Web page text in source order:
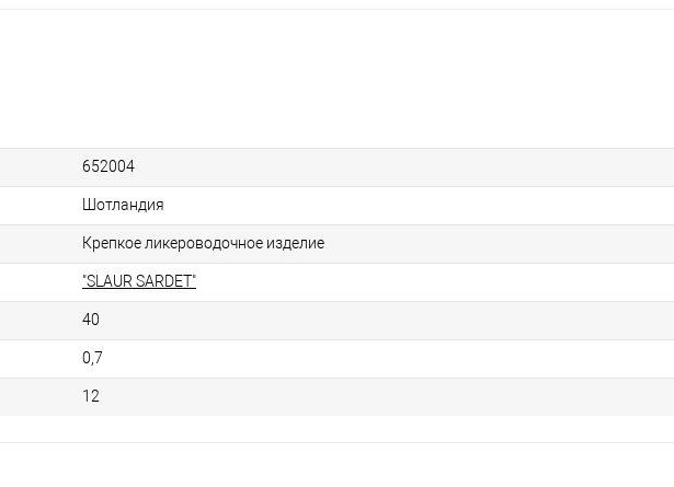
652004
Шотландия
Крепкое ликероводочное изделие
"SLAUR SARDET"
40
0,7
12